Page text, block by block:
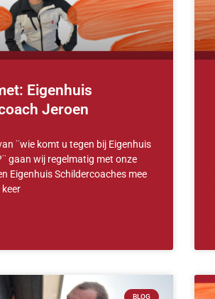
Eigenhuis
Jeroen
¨wie komt u tegen bij Eigenhuis
gaan wij regelmatig met onze
Eigenhuis Schildercoaches mee
keer
BLOG